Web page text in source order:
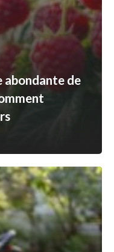
abondante de